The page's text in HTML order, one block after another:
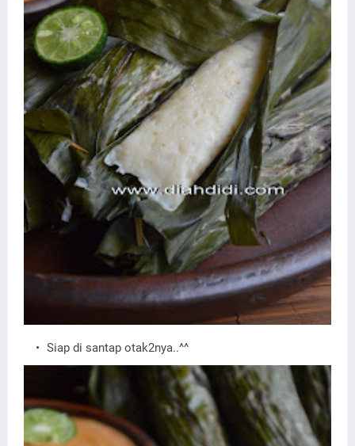
Siap di santap otak2nya..^^